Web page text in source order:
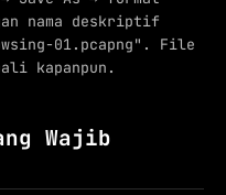
nama deskriptif
01.pcapng". File
kapanpun.
Wajib